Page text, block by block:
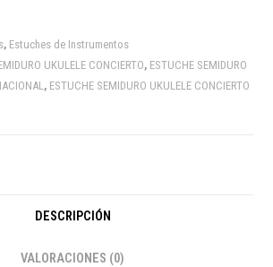
, Estuches de Instrumentos
UKULELE CONCIERTO, ESTUCHE SEMIDURO
, ESTUCHE SEMIDURO UKULELE CONCIERTO
DESCRIPCIÓN
VALORACIONES (0)